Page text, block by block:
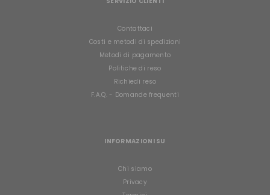
Contattaci
Costi e metodi di spedizioni
Metodi di pagamento
Politiche di reso
Richiedi reso
F.A.Q. - Domande frequenti
INFORMAZIONI SU
Chi siamo
Privacy